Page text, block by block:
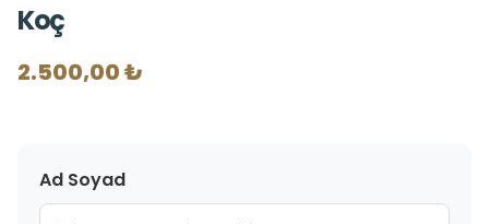
Koç
2.500,00 ₺
Ad Soyad